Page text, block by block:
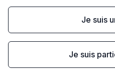
Je suis
Je suis